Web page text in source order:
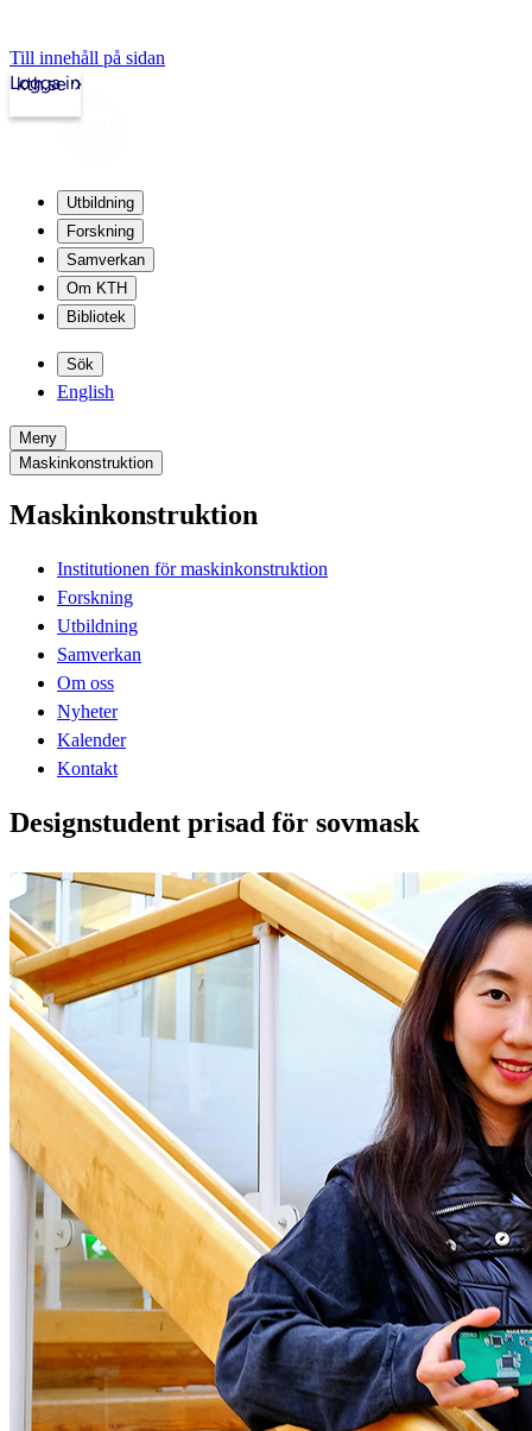
Till innehåll på sidan
kth.se
Logga in
Utbildning
Forskning
Samverkan
Om KTH
Bibliotek
Sök
English
Meny
Maskinkonstruktion
Maskinkonstruktion
Institutionen för maskinkonstruktion
Forskning
Utbildning
Samverkan
Om oss
Nyheter
Kalender
Kontakt
Designstudent prisad för sovmask